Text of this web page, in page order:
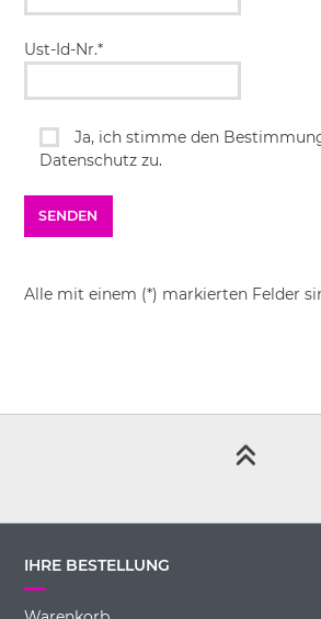
Ust-Id-Nr.*
Ja, ich stimme den
Datenschutz zu.
Alle mit einem (*) markierten Felder
IHRE BESTELLUNG